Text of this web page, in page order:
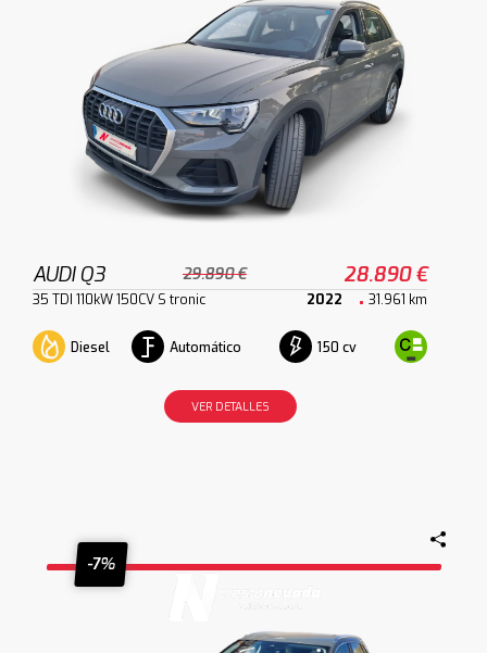
AUDI Q3 29.890 € 28.890 €
35 TDI 110kW 150CV S tronic 2022 31.961 km
Diesel Automático 150 cv
VER DETALLES
-7%